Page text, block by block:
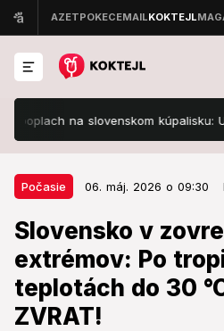
na slovenskom kúpalisku:
Počasie 06. máj. 2026 o 09:30
Slovensko v
extrémov: Po
teplotách do 30
ZVRAT!
Počasie 06. máj. 2026 o
Slovensko v zovretí
extrémov: Po
do 30 °C nastane
Prichádza veľký zlom v počasí.